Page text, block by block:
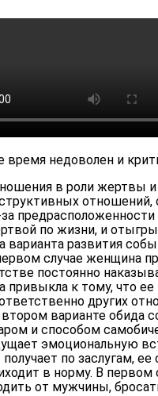
время недоволен и
в роли жертвы и
по жизни, и
варианта развития
случае женщина
постоянно
привыкла к тому, что
других
втором варианте обида
и способом
эмоциональную
по заслугам,
в норму. В первом
от мужчины,